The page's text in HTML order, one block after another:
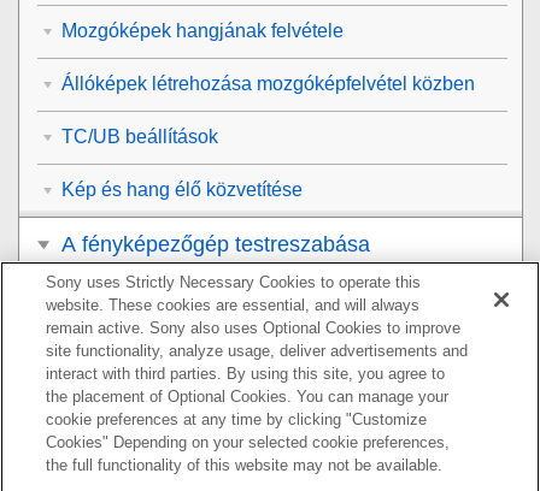
Mozgóképek hangjának felvétele
Állóképek létrehozása mozgóképfelvétel közben
TC/UB beállítások
Kép és hang élő közvetítése
A fényképezőgép testreszabása
Megtekintés
A fényképezőgép-beállítások módosítása
Okostelefonnal elérhető funkciók
Számítógép használata
Sony uses Strictly Necessary Cookies to operate this
website. These cookies are essential, and will always
remain active. Sony also uses Optional Cookies to improve
site functionality, analyze usage, deliver advertisements and
interact with third parties. By using this site, you agree to
the placement of Optional Cookies. You can manage your
cookie preferences at any time by clicking "Customize
Cookies" Depending on your selected cookie preferences,
the full functionality of this website may not be available.